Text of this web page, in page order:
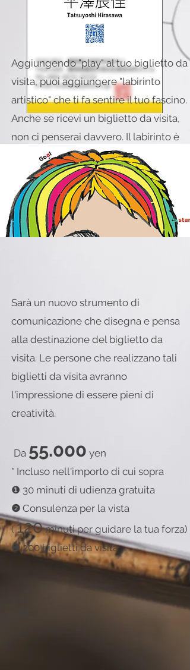
Aggiungendo "play" al tuo biglietto da
visita, puoi aggiungere "labirinto
artistico" che ti fa sentire il tuo fascino.
Anche se ricevi un biglietto da visita,
non ci penserai davvero. Il labirinto è
nascosto in questo biglietto da visita,
quindi hai sempre tempo per
guardare il ritratto della persona.
Sarà un nuovo strumento di
comunicazione che disegna e pensa
alla destinazione del biglietto da
visita. Le persone che realizzano tali
biglietti da visita avranno
l'impressione di essere pieni di
creatività.
Da 55.000 yen
* Incluso nell'importo di cui sopra
❶ 30 minuti di udienza gratuita
❷ Consulenza per la vista
(120minuti per guidare la tua forza)
❷ 200 biglietti da visita